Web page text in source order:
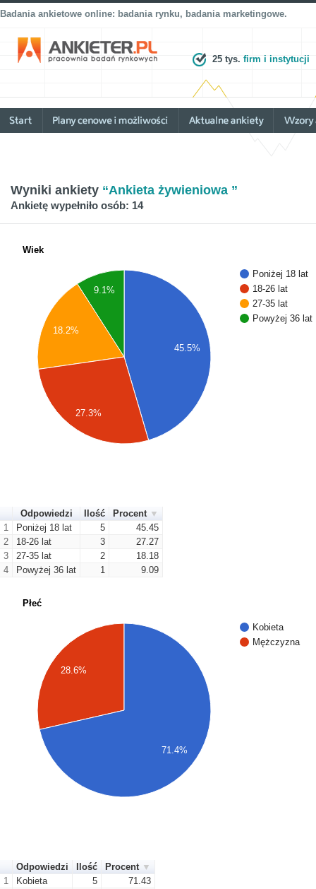
Badania ankietowe online: badania rynku, badania marketingowe.
25 tys. firm i instytucji
Wyniki ankiety “Ankieta żywieniowa ”
Ankietę wypełniło osób: 14
Wiek
Poniżej 18 lat
18-26 lat
27-35 lat
Powyżej 36 lat
45.5%
9.1%
18.2%
27.3%
Odpowiedzi Ilość
Procent
1
Poniżej 18 lat 5
45.45
2
18-26 lat 3
27.27
3
27-35 lat 2
18.18
4
Powyżej 36 lat 1 9.09
Płeć
Kobieta
Mężczyzna
28.6%
71.4%
Odpowiedzi Ilość
Procent
1
Kobieta 5
71.43